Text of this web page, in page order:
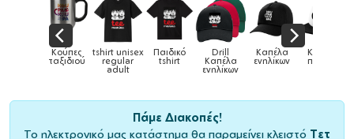
Παιδικό
tshirt
Drill
Καπέλα
ενηλίκων
Καπέλα
ενηλίκων
Καπέλα
παιδικά Κούπες Κούπες
Πάμε Διακοπές!
Το ηλεκτρονικό μας κατάστημα θα παραμείνει κλειστό Τετ